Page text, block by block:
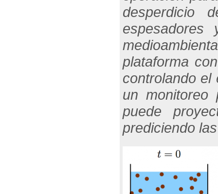
desperdicio
plataforma
controlando el
un monitoreo
puede
prediciendo